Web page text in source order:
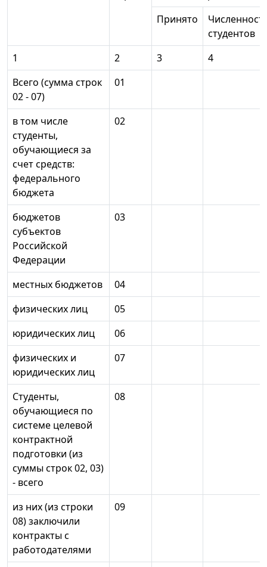
Принято
студентов
1
2 3
4
Всего (сумма строк
02 - 07)
01
в том числе
студенты,
обучающиеся за
счет средств:
федерального
бюджета
02
бюджетов
субъектов
Российской
Федерации
03
местных бюджетов
04
физических лиц
05
юридических лиц
06
физических и
юридических лиц
07
Студенты,
обучающиеся по
системе целевой
контрактной
подготовки (из
суммы строк 02, 03)
- всего
08
из них (из строки
08) заключили
контракты с
работодателями
09